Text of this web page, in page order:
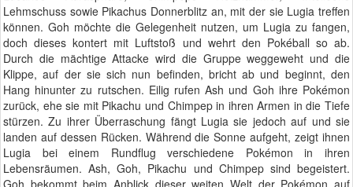
Lehmschuss sowie Pikachus Donnerblitz an, mit der sie Lugia treffen
können. Goh möchte die Gelegenheit nutzen, um Lugia zu fangen,
doch dieses kontert mit Luftstoß und wehrt den Pokéball so ab.
Durch die mächtige Attacke wird die Gruppe weggeweht und die
Klippe, auf der sie sich nun befinden, bricht ab und beginnt, den
Hang hinunter zu rutschen. Eilig rufen Ash und Goh ihre Pokémon
zurück, ehe sie mit Pikachu und Chimpep in ihren Armen in die Tiefe
stürzen. Zu ihrer Überraschung fängt Lugia sie jedoch auf und sie
landen auf dessen Rücken. Während die Sonne aufgeht, zeigt ihnen
Lugia bei einem Rundflug verschiedene Pokémon in ihren
Lebensräumen. Ash, Goh, Pikachu und Chimpep sind begeistert.